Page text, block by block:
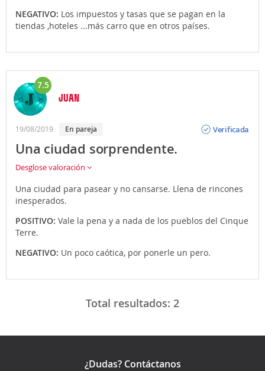
NEGATIVO: Los impuestos y tasas que se pagan en la
tiendas ,hoteles ...más carro que en otros países.
7.5
JUAN
19/08/2019 En pareja
Verificada
Una ciudad sorprendente.
Desglose valoración
Una ciudad para pasear y no cansarse. Llena de rincones
inesperados.
POSITIVO: Vale la pena y a nada de los pueblos del Cinque
Terre.
NEGATIVO: Un poco caótica, por ponerle un pero.
Total resultados: 2
¿Dudas? Contáctanos